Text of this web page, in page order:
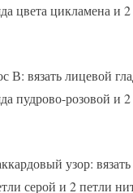
цвета цикламена и 2
В: вязать лицевой
пудрово-розовой и 2
узор:
серой и 2 петли